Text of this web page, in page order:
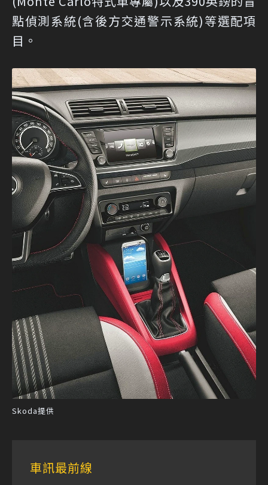
點偵測系統(含後方交通警示系統)等選配項
目。
Skoda提供
車訊最前線